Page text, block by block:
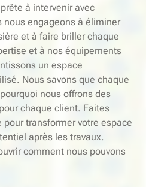
à intervenir avec
engageons à éliminer
et à faire briller chaque
et à nos équipements
un espace
Nous savons que chaque
nous offrons des
chaque client. Faites
transformer votre espace
après les travaux.
comment nous pouvons